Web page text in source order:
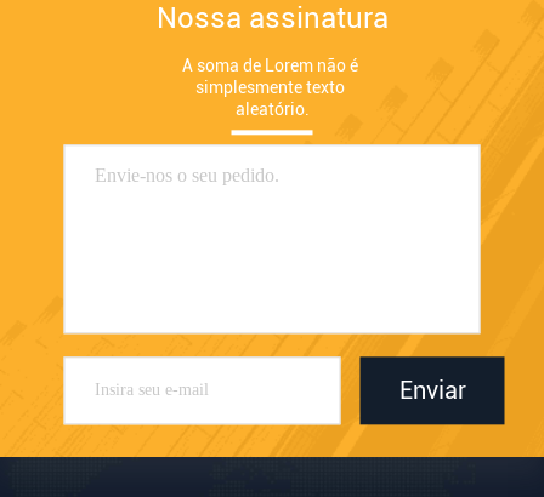
Nossa assinatura
A soma de Lorem não é
simplesmente texto
aleatório.
Enviar